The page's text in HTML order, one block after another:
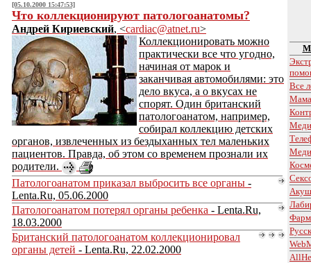
[05.10.2000 15:47:53]
Что коллекционируют патологоанатомы?
Андрей Кириевский, <cardiac@atnet.ru>
Коллекционировать можно
практически все что угодно,
начиная от марок и
заканчивая автомобилями: это
дело вкуса, а о вкусах не
спорят. Один британский
патологоанатом, например,
собирал коллекцию детских
органов, извлеченных из бездыханных тел маленьких
пациентов. Правда, об этом со временем прознали их
родители.
Патологоанатом приказал выбросить все органы -
Lenta.Ru, 05.06.2000
Патологоанатом потерял органы ребенка - Lenta.Ru,
18.03.2000
Британский патологоанатом коллекционировал
органы детей - Lenta.Ru, 22.02.2000
Все